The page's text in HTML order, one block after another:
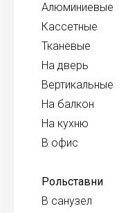
Алюминиевые
Кассетные
Тканевые
На дверь
Вертикальные
На балкон
На кухню
В офис
Рольставни
В санузел